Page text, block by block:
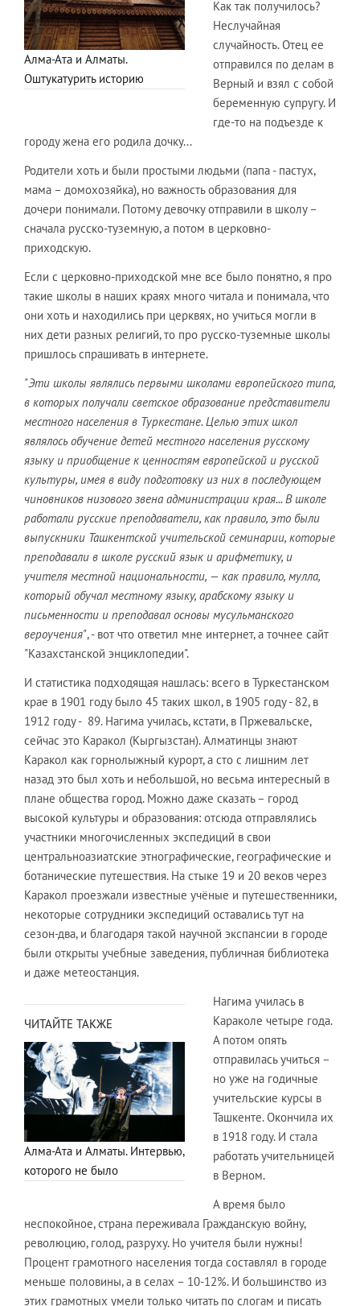
Алма-Ата и Алматы.
Оштукатурить историю
Как так получилось?
Неслучайная
случайность. Отец ее
отправился по делам в
Верный и взял с собой
беременную супругу. И
где-то на подъезде к
городу жена его родила дочку...
Родители хоть и были простыми людьми (папа - пастух,
мама – домохозяйка), но важность образования для
дочери понимали. Потому девочку отправили в школу –
сначала русско-туземную, а потом в церковно-
приходскую.
Если с церковно-приходской мне все было понятно, я про
такие школы в наших краях много читала и понимала, что
они хоть и находились при церквях, но учиться могли в
них дети разных религий, то про русско-туземные школы
пришлось спрашивать в интернете.
"Эти школы являлись первыми школами европейского типа,
в которых получали светское образование представители
местного населения в Туркестане. Целью этих школ
являлось обучение детей местного населения русскому
языку и приобщение к ценностям европейской и русской
культуры, имея в виду подготовку из них в последующем
чиновников низового звена администрации края... В школе
работали русские преподаватели, как правило, это были
выпускники Ташкентской учительской семинарии, которые
преподавали в школе русский язык и арифметику, и
учителя местной национальности, — как правило, мулла,
который обучал местному языку, арабскому языку и
письменности и преподавал основы мусульманского
вероучения", - вот что ответил мне интернет, а точнее сайт
"Казахстанской энциклопедии".
И статистика подходящая нашлась: всего в Туркестанском
крае в 1901 году было 45 таких школ, в 1905 году - 82, в
1912 году - 89. Нагима училась, кстати, в Пржевальске,
сейчас это Каракол (Кыргызстан). Алматинцы знают
Каракол как горнолыжный курорт, а сто с лишним лет
назад это был хоть и небольшой, но весьма интересный в
плане общества город. Можно даже сказать – город
высокой культуры и образования: отсюда отправлялись
участники многочисленных экспедиций в свои
центральноазиатские этнографические, географические и
ботанические путешествия. На стыке 19 и 20 веков через
Каракол проезжали известные учёные и путешественники,
некоторые сотрудники экспедиций оставались тут на
сезон-два, и благодаря такой научной экспансии в городе
были открыты учебные заведения, публичная библиотека
и даже метеостанция.
ЧИТАЙТЕ ТАКЖЕ
Алма-Ата и Алматы. Интервью,
которого не было
Нагима училась в
Караколе четыре года.
А потом опять
отправилась учиться –
но уже на годичные
учительские курсы в
Ташкенте. Окончила их
в 1918 году. И стала
работать учительницей
в Верном.
А время было
неспокойное, страна переживала Гражданскую войну,
революцию, голод, разруху. Но учителя были нужны!
Процент грамотного населения тогда составлял в городе
меньше половины, а в селах – 10-12%. И большинство из
этих грамотных умели только читать по слогам и писать